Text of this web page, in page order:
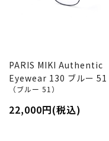
PARIS MIKI Authentic
Eyewear 130 ブルー 51
（ブルー 51）
22,000円(税込)